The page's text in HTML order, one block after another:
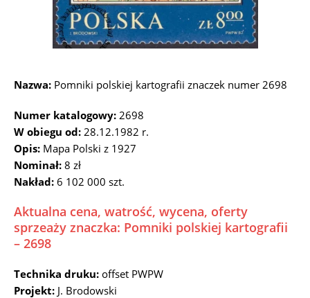
Nazwa: Pomniki polskiej kartografii znaczek numer 2698
Numer katalogowy: 2698
W obiegu od: 28.12.1982 r.
Opis: Mapa Polski z 1927
Nominał: 8 zł
Nakład: 6 102 000 szt.
Aktualna cena, watrość, wycena, oferty
sprzeaży znaczka: Pomniki polskiej kartografii
– 2698
Technika druku: offset PWPW
Projekt: J. Brodowski